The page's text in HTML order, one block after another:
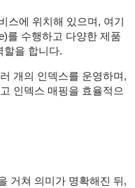
스에 위치해 있으며, 여기
를 수행하고 다양한 제품
할을 합니다.
개의 인덱스를 운영하며,
인덱스 매핑을 효율적으
거쳐 의미가 명확해진 뒤,